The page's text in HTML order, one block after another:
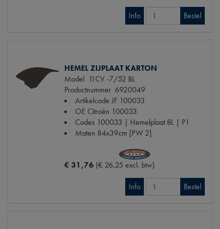
Info Bestel
HEMEL ZIJPLAAT KARTON
Model 11CV -7/52 BL
Productnummer 6920049
Artikelcode JF 100033
OE Citroën 100033
Codes 100033 | Hemelplaat BL | P1
Maten 84x39cm [PW 2]
€ 31,76 (€ 26,25 excl. btw)
Info Bestel